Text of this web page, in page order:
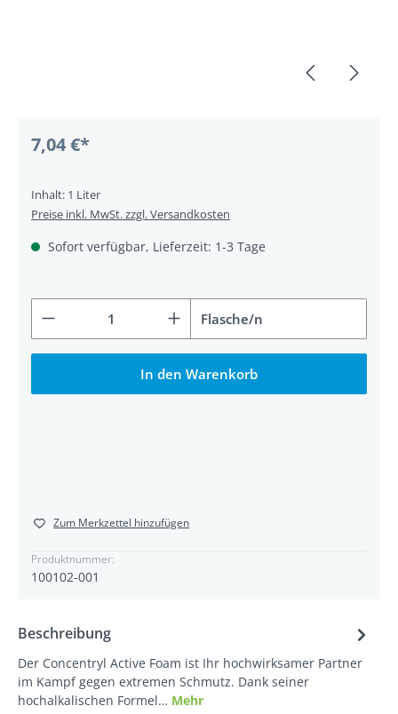
7,04 €*
Inhalt: 1 Liter
Preise inkl. MwSt. zzgl. Versandkosten
Sofort verfügbar, Lieferzeit: 1-3 Tage
Produkt Anzahl: Gib den gewünschten Wert
Flasche/n
In den Warenkorb
Zum Merkzettel hinzufügen
Produktnummer:
100102-001
Beschreibung
Der Concentryl Active Foam ist Ihr hochwirksamer Partner
im Kampf gegen extremen Schmutz. Dank seiner
hochalkalischen Formel… Mehr